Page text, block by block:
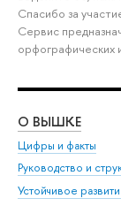
Спасибо за
Сервис
орфографических
О ВЫШКЕ
Цифры и факты
Руководство и
Устойчивое